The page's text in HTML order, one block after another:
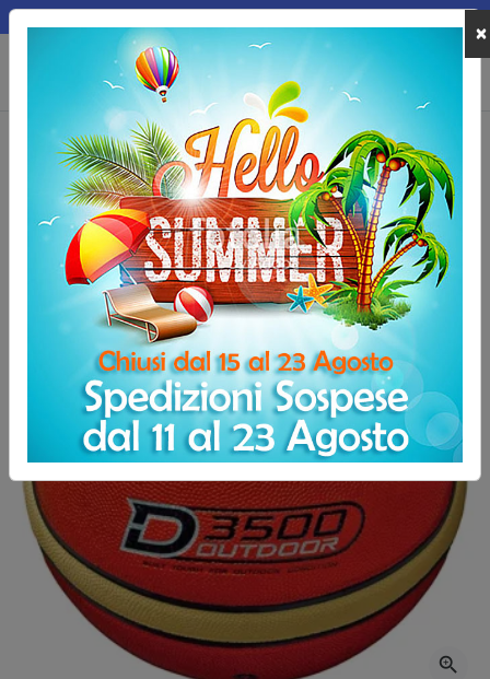
MEPA
Home Palloni e Accessori Palloni da Basket Palloni da basket 3x3
Pallone basket Molten D3500 Outdoor, misura 6
zoom_in
×